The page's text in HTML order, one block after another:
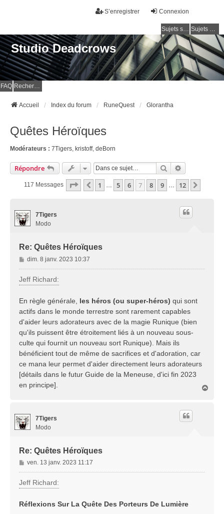
Connexion
S’enregistrer
Sujets sans réponse Sujets actifs
Studio Deadcrows
FAQ Rechercher
Accueil Index du forum RuneQuest Glorantha
Quêtes Héroïques
Modérateurs : 7Tigers, kristoff, deBorn
Répondre Rechercher
117 Messages Page Sur 12
Précédente
1 … 5 6 7 8 9 … 12
7Tigers
Modo
Re: Quêtes Héroïques
M
e
s
s
g
e
dim. 8 janv. 2023 10:37
Jeff Richard:
En règle générale, les héros (ou super-héros) qui sont
actifs dans le monde terrestre sont rarement capables
d'aider leurs adorateurs avec de la magie Runique (bien
qu'ils puissent être étroitement liés à un nouveau sous-
culte qui fournit un nouveau sort Runique). Mais ils
bénéficient tout de même de sacrifices et d'adoration, car
ce mana leur permet d'aider directement leurs adorateurs
[détails dans le futur Guide de la Meneuse, d'ici fin 2023
en principe].
7Tigers
Modo
Re: Quêtes Héroïques
M
e
s
s
g
ven. 13 janv. 2023 11:17
Jeff Richard:
Réflexions Sur La Quête Des Porteurs De Lumière